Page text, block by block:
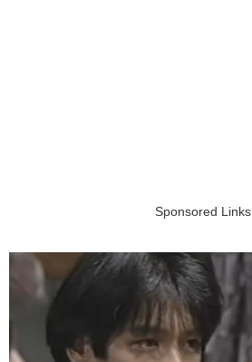
Sponsored Links